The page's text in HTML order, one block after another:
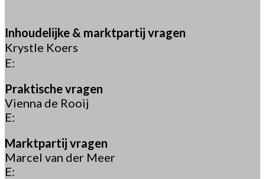
Inhoudelijke & marktpartij vragen
Krystle Koers
E:
Praktische vragen
Vienna de Rooij
E:
Marktpartij vragen
Marcel van der Meer
E: